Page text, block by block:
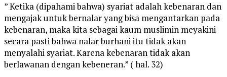
” Ketika (dipahami bahwa) syariat adalah kebenaran dan
mengajak untuk bernalar yang bisa mengantarkan pada
kebenaran, maka kita sebagai kaum muslimin meyakini
secara pasti bahwa nalar burhani itu tidak akan
menyalahi syariat. Karena kebenaran tidak akan
berlawanan dengan kebeneran.” ( hal. 32)